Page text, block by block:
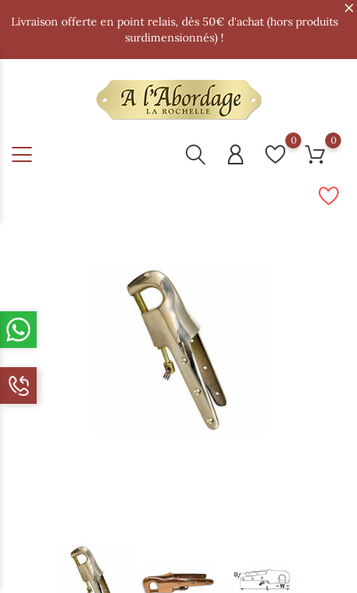
Livraison offerte en point relais, dès 50€ d'achat (hors produits
surdimensionnés) !
0 0